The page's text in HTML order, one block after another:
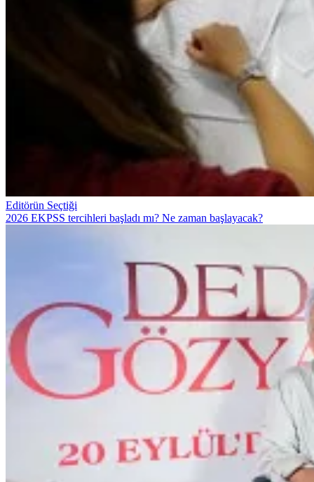
Editörün Seçtiği
2026 EKPSS tercihleri başladı mı? Ne zaman başlayacak?